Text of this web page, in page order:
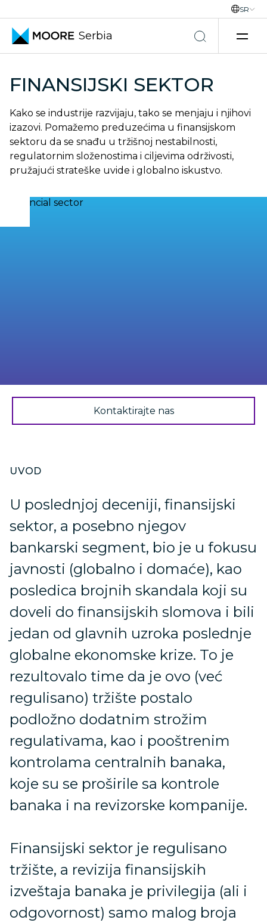
SR
Serbia
FINANSIJSKI SEKTOR
Kako se industrije razvijaju, tako se menjaju i njihovi
izazovi. Pomažemo preduzećima u finansijskom
sektoru da se snađu u tržišnoj nestabilnosti,
regulatornim složenostima i ciljevima održivosti,
pružajući strateške uvide i globalno iskustvo.
Kontaktirajte nas
UVOD
U poslednjoj deceniji, finansijski
sektor, a posebno njegov
bankarski segment, bio je u fokusu
javnosti (globalno i domaće), kao
posledica brojnih skandala koji su
doveli do finansijskih slomova i bili
jedan od glavnih uzroka poslednje
globalne ekonomske krize. To je
rezultovalo time da je ovo (već
regulisano) tržište postalo
podložno dodatnim strožim
regulativama, kao i pooštrenim
kontrolama centralnih banaka,
koje su se proširile sa kontrole
banaka i na revizorske kompanije.
Finansijski sektor je regulisano
tržište, a revizija finansijskih
izveštaja banaka je privilegija (ali i
odgovornost) samo malog broja